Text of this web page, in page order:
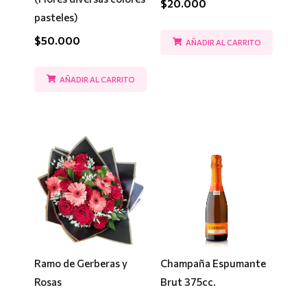
pasteles)
$50.000
AÑADIR AL CARRITO
$20.000
AÑADIR AL CARRITO
Ramo de Gerberas y
Rosas
Champaña Espumante
Brut 375cc.